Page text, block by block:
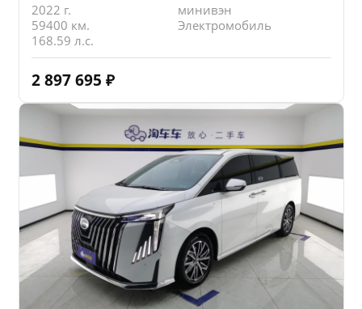
2022 г.
минивэн
59400 км.
Электромобиль
168.59 л.с.
2 897 695 ₽